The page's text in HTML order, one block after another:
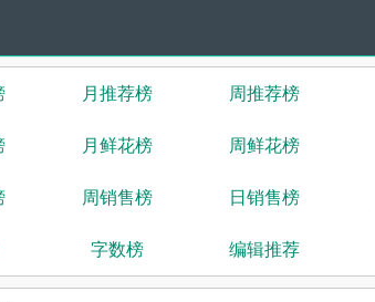
月推荐榜 周推荐榜
月鲜花榜 周鲜花榜
周销售榜 日销售榜
字数榜 编辑推荐